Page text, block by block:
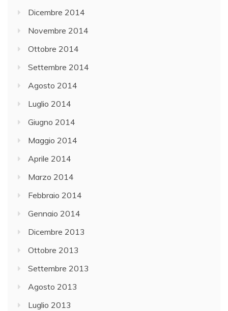
Dicembre 2014
Novembre 2014
Ottobre 2014
Settembre 2014
Agosto 2014
Luglio 2014
Giugno 2014
Maggio 2014
Aprile 2014
Marzo 2014
Febbraio 2014
Gennaio 2014
Dicembre 2013
Ottobre 2013
Settembre 2013
Agosto 2013
Luglio 2013